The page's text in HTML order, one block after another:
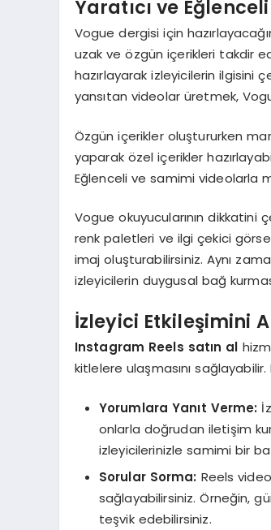
Yaratıcı ve
Vogue dergisi için
uzak ve özgün içerikleri takdir
hazırlayarak izleyicilerin ilgisini
yansıtan videolar üretmek,
Özgün içerikler oluştururken
yaparak özel içerikler
Eğlenceli ve samimi videolarla
Vogue okuyucularının
renk paletleri ve ilgi çekici
imaj oluşturabilirsiniz. Aynı
izleyicilerin duygusal bağ
İzleyici Etkileşimini
Instagram Reels satın al
kitlelere ulaşmasını
Yorumlara Yanıt Verme:
onlarla doğrudan iletişim
izleyicilerinizle samimi bir
Sorular Sorma: Reels
sağlayabilirsiniz. Örneğin,
teşvik edebilirsiniz.